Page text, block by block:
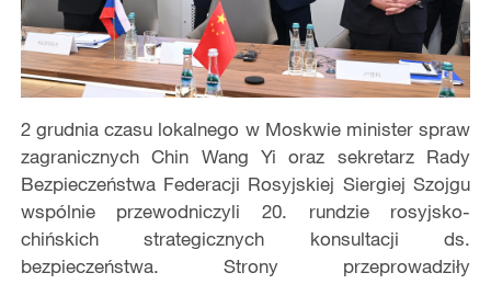
2 grudnia czasu lokalnego w Moskwie minister spraw
zagranicznych Chin Wang Yi oraz sekretarz Rady
Bezpieczeństwa Federacji Rosyjskiej Siergiej Szojgu
wspólnie przewodniczyli 20. rundzie rosyjsko-
chińskich strategicznych konsultacji ds.
bezpieczeństwa. Strony przeprowadziły